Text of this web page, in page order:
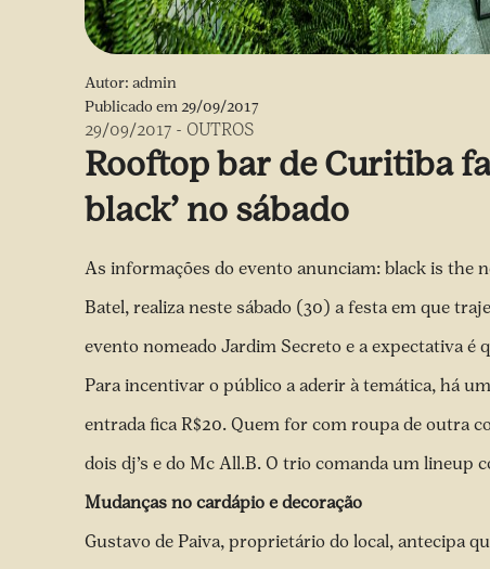
Autor: admin
Publicado em29/09/2017
29/09/2017 - OUTROS
Rooftop bar de Curitiba
black’ no sábado
As informações do evento anunciam: black is the
Batel, realiza neste sábado (30) a festa em que
evento nomeado Jardim Secreto e a expectativa é
Para incentivar o público a aderir à temática, há
entrada fica R$20. Quem for com roupa de outra
dois dj’s e do Mc All.B. O trio comanda um lineup
Mudanças no cardápio e decoração
Gustavo de Paiva, proprietário do local, antecipa